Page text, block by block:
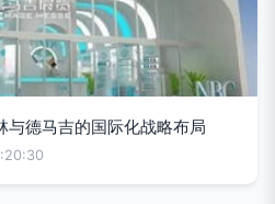
与德马吉的国际化战略布局